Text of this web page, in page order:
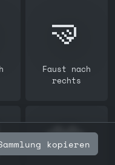
🤜
Faust nach
rechts
🫶
kopieren